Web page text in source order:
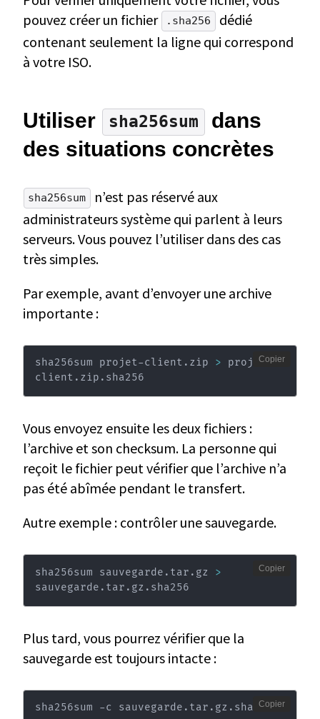
pouvez créer un fichier
.sha256
dédié
contenant seulement la ligne qui correspond
à votre ISO.
Utiliser sha256sum
dans
des situations concrètes
sha256sum
n’est pas réservé aux
administrateurs système qui parlent à leurs
serveurs. Vous pouvez l’utiliser dans des cas
très simples.
Par exemple, avant d’envoyer une archive
importante :
sha256sum projet-client.zip > projet-
client.zip.sha256
Copier
Vous envoyez ensuite les deux fichiers :
l’archive et son checksum. La personne qui
reçoit le fichier peut vérifier que l’archive n’a
pas été abîmée pendant le transfert.
Autre exemple : contrôler une sauvegarde.
sha256sum sauvegarde.tar.gz >
sauvegarde.tar.gz.sha256
Copier
Plus tard, vous pourrez vérifier que la
sauvegarde est toujours intacte :
sha256sum -c sauvegarde.tar.gz.sha256Copier